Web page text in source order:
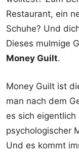
Restaurant, ein
Schuhe? Und
Dieses mulmige
Money Guilt.
Money Guilt ist
man nach dem
es sich eigentlich
psychologischer
Und es kommt